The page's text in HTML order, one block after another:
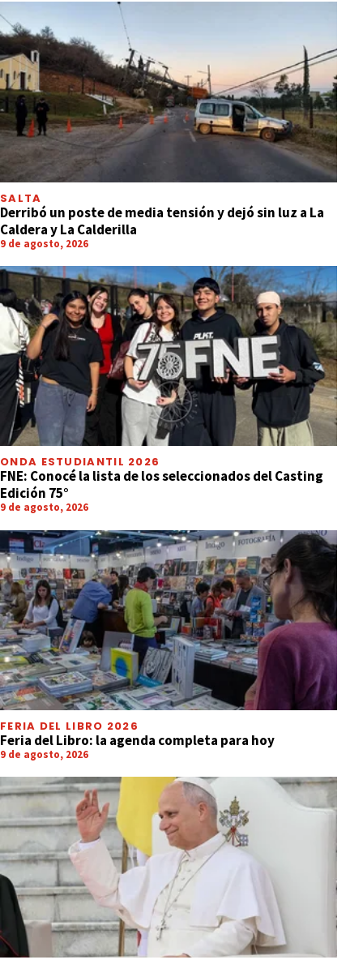
SALTA
Derribó un poste de media tensión y dejó sin luz a La
Caldera y La Calderilla
9 de agosto, 2026
ONDA ESTUDIANTIL 2026
FNE: Conocé la lista de los seleccionados del Casting
Edición 75°
9 de agosto, 2026
FERIA DEL LIBRO 2026
Feria del Libro: la agenda completa para hoy
9 de agosto, 2026